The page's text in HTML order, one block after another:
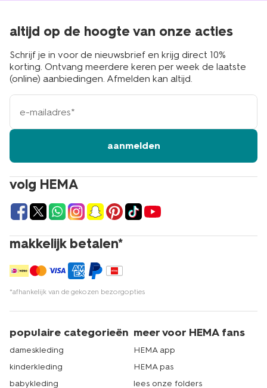
volg HEMA
makkelijk betalen*
*afhankelijk van de gekozen bezorgopties
altijd op de hoogte van onze acties
Schrijf je in voor de nieuwsbrief en krijg direct 10%
korting. Ontvang meerdere keren per week de laatste
(online) aanbiedingen. Afmelden kan altijd.
e-
mailadres
aanmelden
populaire categorieën
dameskleding
kinderkleding
babykleding
meer voor HEMA fans
HEMA app
HEMA pas
lees onze folders